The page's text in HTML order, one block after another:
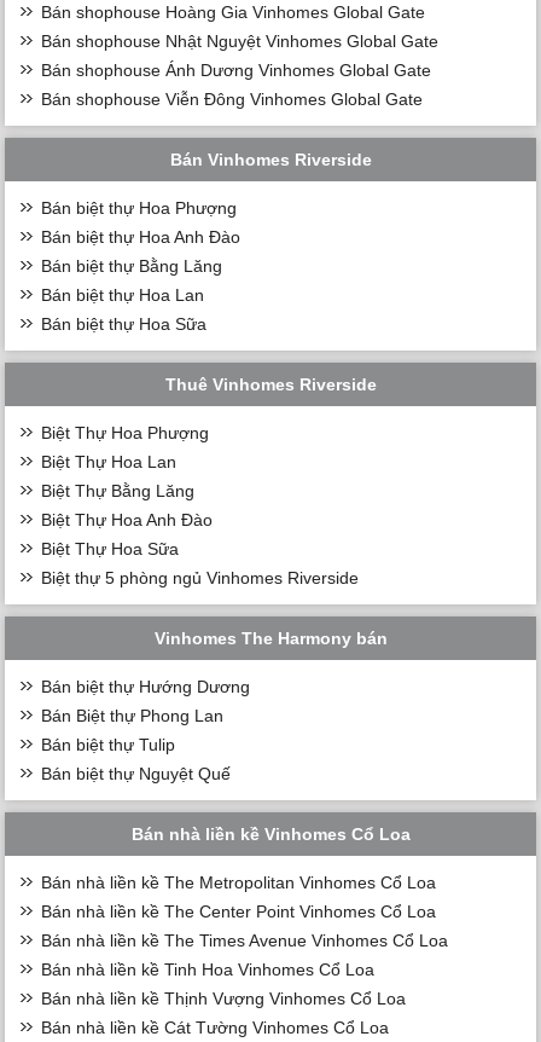
Bán shophouse Hoàng Gia Vinhomes Global Gate
Bán shophouse Nhật Nguyệt Vinhomes Global Gate
Bán shophouse Ánh Dương Vinhomes Global Gate
Bán shophouse Viễn Đông Vinhomes Global Gate
Bán Vinhomes Riverside
Bán biệt thự Hoa Phượng
Bán biệt thự Hoa Anh Đào
Bán biệt thự Bằng Lăng
Bán biệt thự Hoa Lan
Bán biệt thự Hoa Sữa
Thuê Vinhomes Riverside
Biệt Thự Hoa Phượng
Biệt Thự Hoa Lan
Biệt Thự Bằng Lăng
Biệt Thự Hoa Anh Đào
Biệt Thự Hoa Sữa
Biệt thự 5 phòng ngủ Vinhomes Riverside
Vinhomes The Harmony bán
Bán biệt thự Hướng Dương
Bán Biệt thự Phong Lan
Bán biệt thự Tulip
Bán biệt thự Nguyệt Quế
Bán nhà liền kề Vinhomes Cổ Loa
Bán nhà liền kề The Metropolitan Vinhomes Cổ Loa
Bán nhà liền kề The Center Point Vinhomes Cổ Loa
Bán nhà liền kề The Times Avenue Vinhomes Cổ Loa
Bán nhà liền kề Tinh Hoa Vinhomes Cổ Loa
Bán nhà liền kề Thịnh Vượng Vinhomes Cổ Loa
Bán nhà liền kề Cát Tường Vinhomes Cổ Loa